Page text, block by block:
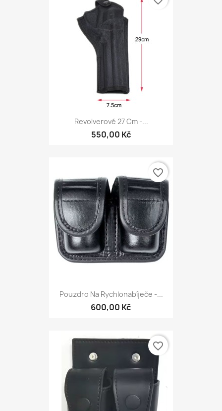
Revolverové 27 Cm -...
550,00 Kč
Pouzdro Na Rychlonabíječe -...
600,00 Kč
favorite_border
favorite_border